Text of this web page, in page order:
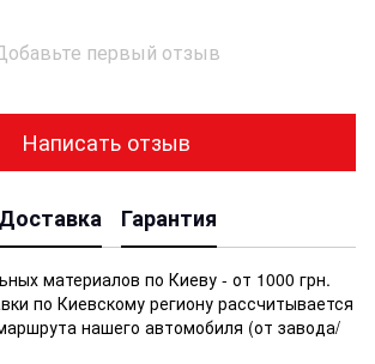
первый отзыв
Написать отзыв
Доставка Гарантия
материалов по Киеву - от 1000 грн.
по Киевскому региону рассчитывается
нашего автомобиля (от завода/